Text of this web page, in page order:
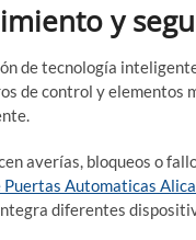
y
de tecnología
de control y
averías, bloqueos o
Puertas Automaticas
diferentes